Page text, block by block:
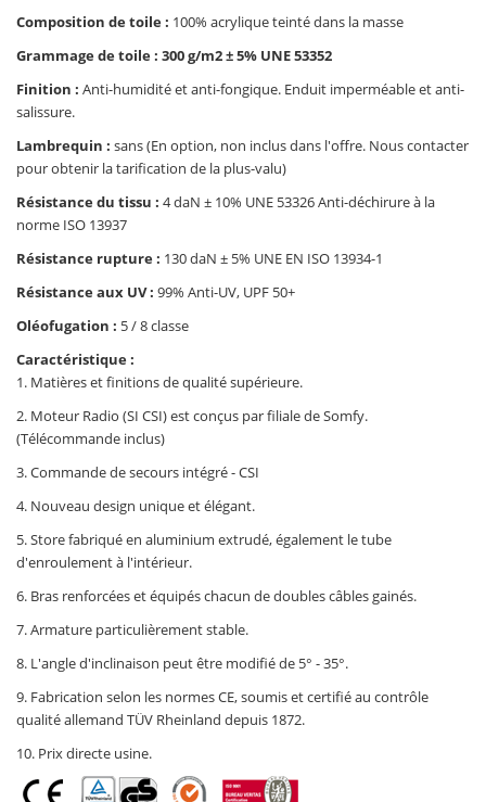
Composition de toile : 100% acrylique teinté dans la masse
Grammage de toile : 300 g/m2 ± 5% UNE 53352
Finition : Anti-humidité et anti-fongique. Enduit imperméable et anti-
salissure.
Lambrequin : sans (En option, non inclus dans l'offre. Nous contacter
pour obtenir la tarification de la plus-valu)
Résistance du tissu : 4 daN ± 10% UNE 53326 Anti-déchirure à la
norme ISO 13937
Résistance rupture : 130 daN ± 5% UNE EN ISO 13934-1
Résistance aux UV : 99% Anti-UV, UPF 50+
Oléofugation : 5 / 8 classe
Caractéristique :
1. Matières et finitions de qualité supérieure.
2. Moteur Radio (SI CSI) est conçus par filiale de Somfy.
(Télécommande inclus)
3. Commande de secours intégré - CSI
4. Nouveau design unique et élégant.
5. Store fabriqué en aluminium extrudé, également le tube
d'enroulement à l'intérieur.
6. Bras renforcées et équipés chacun de doubles câbles gainés.
7. Armature particulièrement stable.
8. L'angle d'inclinaison peut être modifié de 5° - 35°.
9. Fabrication selon les normes CE, soumis et certifié au contrôle
qualité allemand TÜV Rheinland depuis 1872.
10. Prix directe usine.